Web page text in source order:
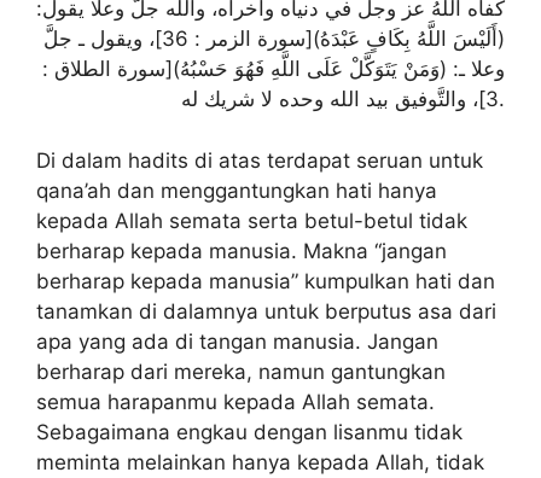
كفاه اللهُ عز وجل في دنياه وأخراه، والله جلَّ وعلا يقول:
(أَلَيْسَ اللَّهُ بِكَافٍ عَبْدَهُ)[سورة الزمر : 36]، ويقول ـ جلَّ
وعلا ـ: (وَمَنْ يَتَوَكَّلْ عَلَى اللَّهِ فَهُوَ حَسْبُهُ)[سورة الطلاق :
3]، والتَّوفيق بيد الله وحده لا شريك له.
Di dalam hadits di atas terdapat seruan untuk
qana’ah dan menggantungkan hati hanya
kepada Allah semata serta betul-betul tidak
berharap kepada manusia. Makna “jangan
berharap kepada manusia” kumpulkan hati dan
tanamkan di dalamnya untuk berputus asa dari
apa yang ada di tangan manusia. Jangan
berharap dari mereka, namun gantungkan
semua harapanmu kepada Allah semata.
Sebagaimana engkau dengan lisanmu tidak
meminta melainkan hanya kepada Allah, tidak